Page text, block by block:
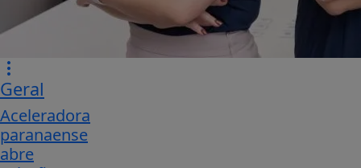
Geral
Aceleradora
paranaense
abre